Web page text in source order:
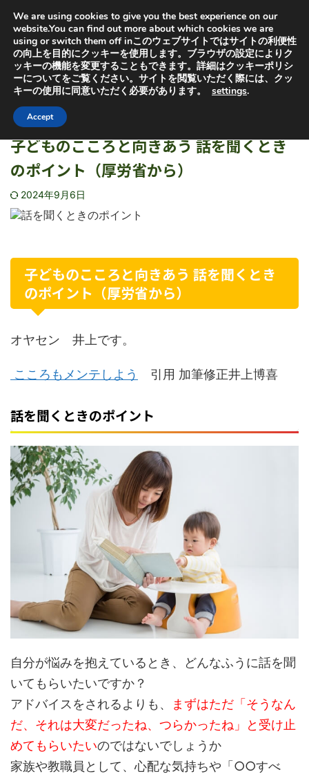
取っています。子供を救うためにも特許出願中の虐待検知
器普及にご協力ください
HOME > 未分類 >
未分類
子どものこころと向きあう 話を聞くとき
のポイント（厚労省から）
2024年9月6日
子どものこころと向きあう 話を聞くとき
のポイント（厚労省から）
オヤセン 井上です。
こころもメンテしよう 引用 加筆修正井上博喜
話を聞くときのポイント
自分が悩みを抱えているとき、どんなふうに話を聞
いてもらいたいですか？
アドバイスをされるよりも、
まずはただ「そうなん
だ、それは大変だったね、つらかったね」と受け止
めてもらいたいのではないでしょうか
家族や教職員として、心配な気持ちや「○○すべ
We are using cookies to give you the best experience on our
website.You can find out more about which cookies we are
using or switch them off inこのウェブサイトではサイトの利便性
の向上を目的にクッキーを使用します。ブラウザの設定によりク
ッキーの機能を変更することもできます。詳細はクッキーポリシ
ーについてをご覧ください。サイトを閲覧いただく際には、クッ
キーの使用に同意いただく必要があります。 settings.
Accept